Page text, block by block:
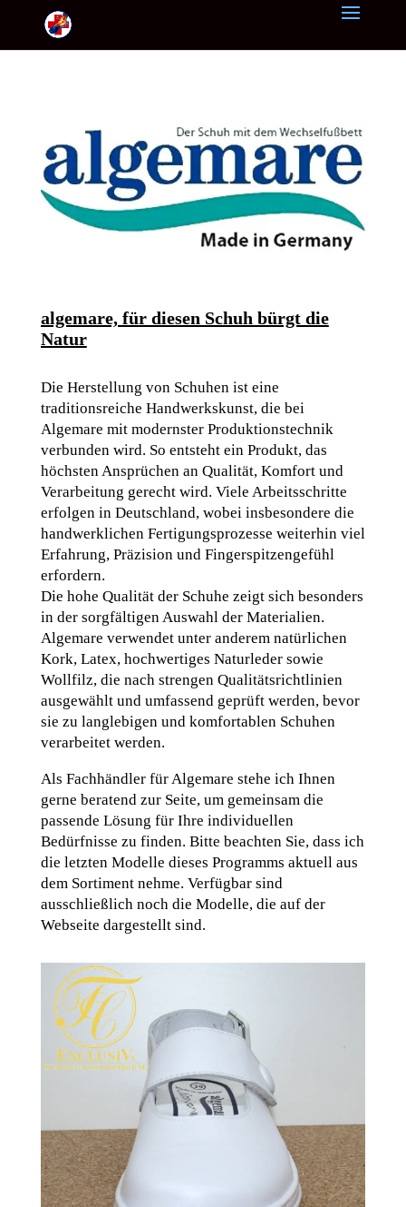
algemare, für diesen Schuh bürgt die
Natur
Die Herstellung von Schuhen ist eine
traditionsreiche Handwerkskunst, die bei
Algemare mit modernster Produktionstechnik
verbunden wird. So entsteht ein Produkt, das
höchsten Ansprüchen an Qualität, Komfort und
Verarbeitung gerecht wird. Viele Arbeitsschritte
erfolgen in Deutschland, wobei insbesondere die
handwerklichen Fertigungsprozesse weiterhin viel
Erfahrung, Präzision und Fingerspitzengefühl
erfordern.
Die hohe Qualität der Schuhe zeigt sich besonders
in der sorgfältigen Auswahl der Materialien.
Algemare verwendet unter anderem natürlichen
Kork, Latex, hochwertiges Naturleder sowie
Wollfilz, die nach strengen Qualitätsrichtlinien
ausgewählt und umfassend geprüft werden, bevor
sie zu langlebigen und komfortablen Schuhen
verarbeitet werden.
Als Fachhändler für Algemare stehe ich Ihnen
gerne beratend zur Seite, um gemeinsam die
passende Lösung für Ihre individuellen
Bedürfnisse zu finden. Bitte beachten Sie, dass ich
die letzten Modelle dieses Programms aktuell aus
dem Sortiment nehme. Verfügbar sind
ausschließlich noch die Modelle, die auf der
Webseite dargestellt sind.